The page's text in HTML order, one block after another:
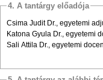
4. A tantárgy előadója
Csima Judit Dr., egyetemi
Katona Gyula Dr., egyetemi
Sali Attila Dr., egyetemi